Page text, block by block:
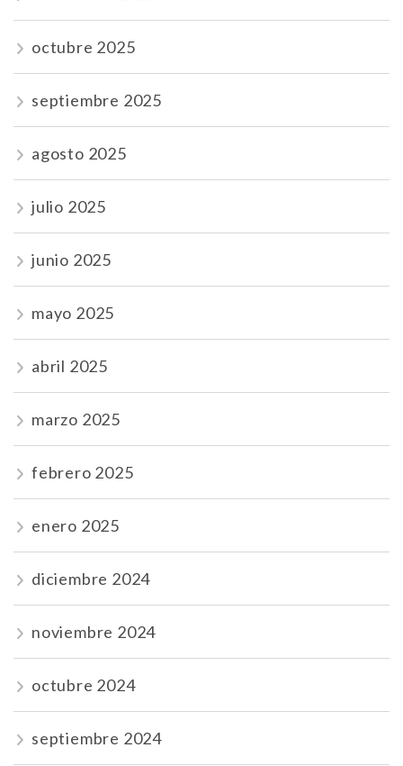
octubre 2025
septiembre 2025
agosto 2025
julio 2025
junio 2025
mayo 2025
abril 2025
marzo 2025
febrero 2025
enero 2025
diciembre 2024
noviembre 2024
octubre 2024
septiembre 2024